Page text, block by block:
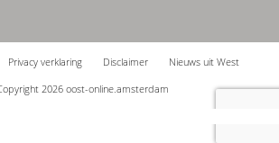
Privacy verklaring Disclaimer
Nieuws uit West
2026 oost-online.amsterdam